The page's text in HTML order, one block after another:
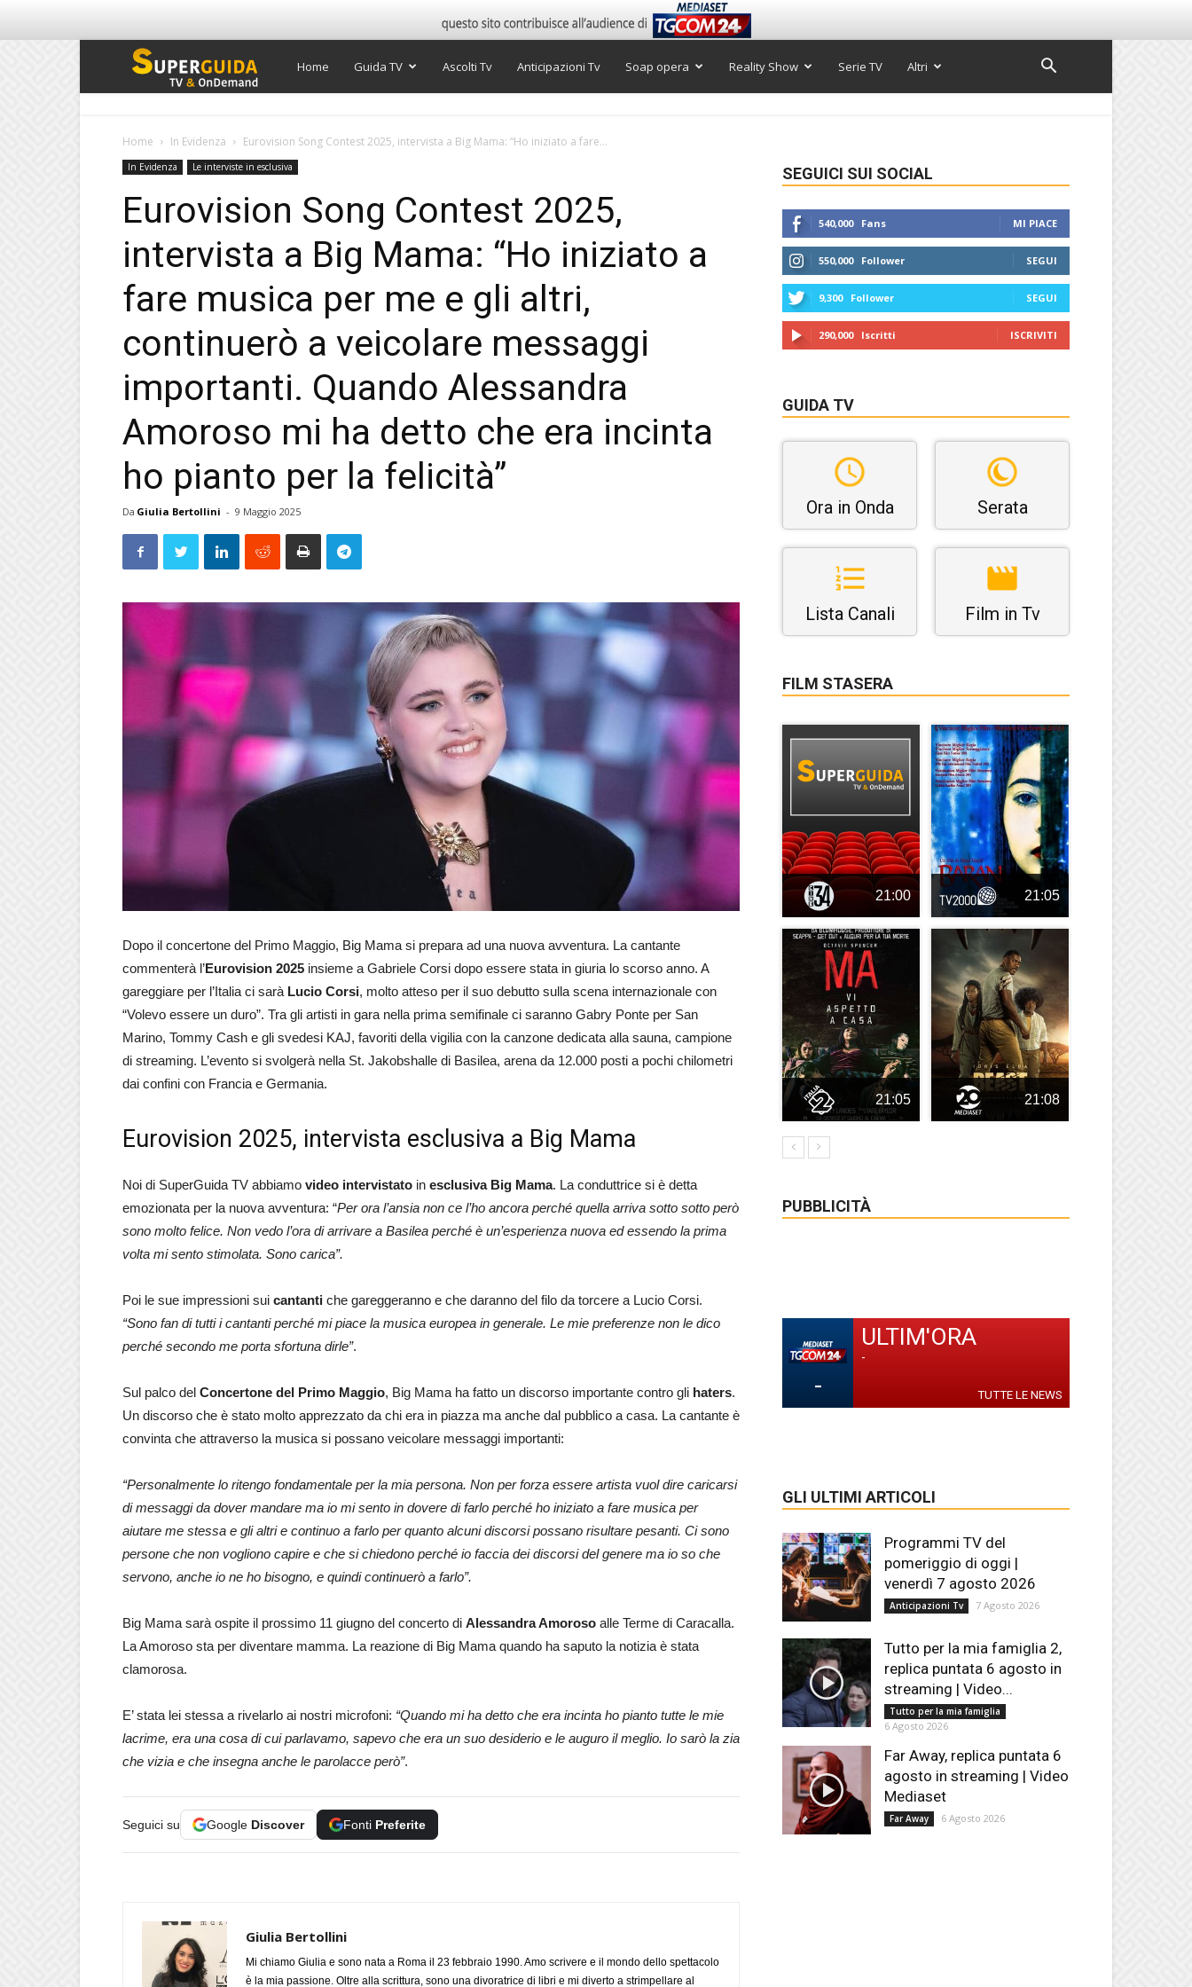
Super
TV
Home Guida TV Ascolti Tv Anticipazioni Tv Soap opera Reality Show Serie TV Altri
Home In Evidenza Eurovision Song Contest 2025, intervista a Big Mama: “Ho iniziato a fare...
In Evidenza Le interviste in esclusiva
Eurovision Song Contest 2025,
intervista a Big Mama: “Ho iniziato a
fare musica per me e gli altri,
continuerò a veicolare messaggi
importanti. Quando Alessandra
Amoroso mi ha detto che era incinta
ho pianto per la felicità”
Da Giulia Bertollini - 9 Maggio 2025
Dopo il concertone del Primo Maggio, Big Mama si prepara ad una nuova avventura. La cantante
commenterà l’Eurovision 2025 insieme a Gabriele Corsi dopo essere stata in giuria lo scorso anno. A
gareggiare per l’Italia ci sarà Lucio Corsi, molto atteso per il suo debutto sulla scena internazionale con
“Volevo essere un duro”. Tra gli artisti in gara nella prima semifinale ci saranno Gabry Ponte per San
Marino, Tommy Cash e gli svedesi KAJ, favoriti della vigilia con la canzone dedicata alla sauna, campione
di streaming. L’evento si svolgerà nella St. Jakobshalle di Basilea, arena da 12.000 posti a pochi chilometri
dai confini con Francia e Germania.
Eurovision 2025, intervista esclusiva a Big Mama
Noi di SuperGuida TV abbiamo video intervistato in esclusiva Big Mama. La conduttrice si è detta
emozionata per la nuova avventura: “Per ora l’ansia non ce l’ho ancora perché quella arriva sotto sotto però
sono molto felice. Non vedo l’ora di arrivare a Basilea perché è un’esperienza nuova ed essendo la prima
volta mi sento stimolata. Sono carica”.
Poi le sue impressioni sui cantanti che gareggeranno e che daranno del filo da torcere a Lucio Corsi.
“Sono fan di tutti i cantanti perché mi piace la musica europea in generale. Le mie preferenze non le dico
perché secondo me porta sfortuna dirle”.
Sul palco del Concertone del Primo Maggio, Big Mama ha fatto un discorso importante contro gli haters.
Un discorso che è stato molto apprezzato da chi era in piazza ma anche dal pubblico a casa. La cantante è
convinta che attraverso la musica si possano veicolare messaggi importanti:
“Personalmente lo ritengo fondamentale per la mia persona. Non per forza essere artista vuol dire caricarsi
di messaggi da dover mandare ma io mi sento in dovere di farlo perché ho iniziato a fare musica per
aiutare me stessa e gli altri e continuo a farlo per quanto alcuni discorsi possano risultare pesanti. Ci sono
persone che non vogliono capire e che si chiedono perché io faccia dei discorsi del genere ma io so che
servono, anche io ne ho bisogno, e quindi continuerò a farlo”.
Big Mama sarà ospite il prossimo 11 giugno del concerto di Alessandra Amoroso alle Terme di Caracalla.
La Amoroso sta per diventare mamma. La reazione di Big Mama quando ha saputo la notizia è stata
clamorosa.
E’ stata lei stessa a rivelarlo ai nostri microfoni: “Quando mi ha detto che era incinta ho pianto tutte le mie
lacrime, era una cosa di cui parlavamo, sapevo che era un suo desiderio e le auguro il meglio. Io sarò la zia
che vizia e che insegna anche le parolacce però”.
Seguici su Google Discover Fonti Preferite
Giulia Bertollini
Mi chiamo Giulia e sono nata a Roma il 23 febbraio 1990. Amo scrivere e il mondo dello spettacolo
è la mia passione. Oltre alla scrittura, sono una divoratrice di libri e mi diverto a strimpellare al
SEGUICI SUI SOCIAL
540,000 Fans MI PIACE
550,000 Follower SEGUI
9,300 Follower SEGUI
290,000 Iscritti ISCRIVITI
GUIDA TV
Ora in Onda Serata
Lista Canali Film in Tv
FILM STASERA
21:00 21:05
21:05 21:08
PUBBLICITÀ
-
ULTIM'ORA
-
TUTTE LE NEWS
GLI ULTIMI ARTICOLI
Programmi TV del
pomeriggio di oggi |
venerdì 7 agosto 2026
Anticipazioni Tv 7 Agosto 2026
Tutto per la mia famiglia 2,
replica puntata 6 agosto in
streaming | Video...
Tutto per la mia famiglia
6 Agosto 2026
Far Away, replica puntata 6
agosto in streaming | Video
Mediaset
Far Away 6 Agosto 2026